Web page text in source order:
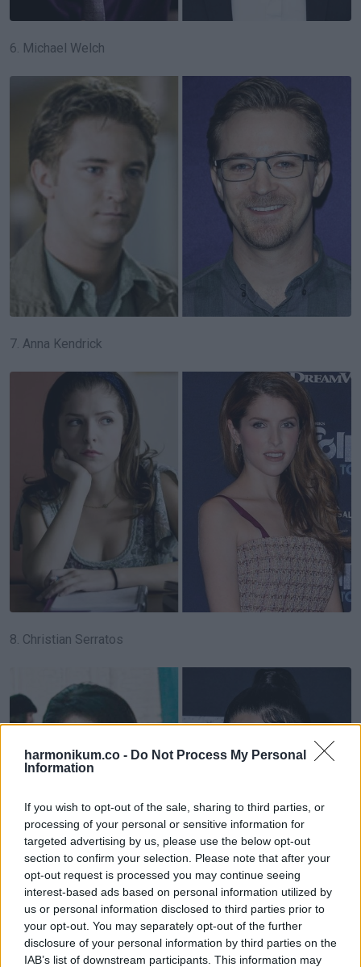
harmonikum.co - Do Not Process My Personal
Information
If you wish to opt-out of the sale, sharing to third parties, or
processing of your personal or sensitive information for
targeted advertising by us, please use the below opt-out
section to confirm your selection. Please note that after your
opt-out request is processed you may continue seeing
interest-based ads based on personal information utilized by
us or personal information disclosed to third parties prior to
your opt-out. You may separately opt-out of the further
disclosure of your personal information by third parties on the
IAB’s list of downstream participants. This information may
6. Michael Welch
7. Anna Kendrick
8. Christian Serratos
9. Nikki Reed